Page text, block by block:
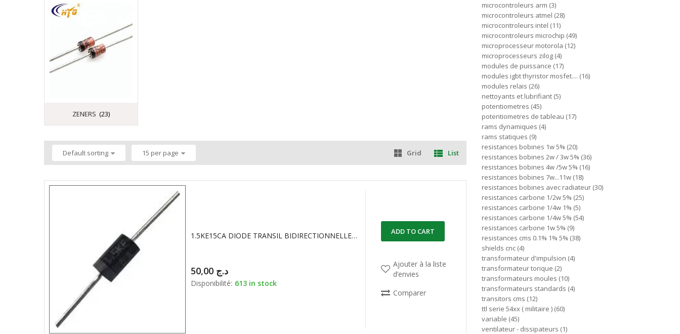
ZENERS (23)
Default sorting 15 per page Grid List
1.5KE15CA DIODE TRANSIL BIDIRECTIONNELLE 12.8 V, 21.2 V.
د.ج
Disponibilité: 613 in stock
ADD TO CART
Ajouter à la liste
d’envies
Comparer
microcontroleurs arm 3
microcontroleurs atmel 28
microcontroleurs intel 11
microcontroleurs microchip 49
microprocesseur motorola 12
microprocesseurs zilog 4
modules de puissance 17
modules igbt thyristor mosfet.... 16
modules relais 26
nettoyants et lubrifiant 5
potentiometres 45
potentiometres de tableau 17
rams dynamiques 4
rams statiques 9
resistances bobines 1w 5% 20
resistances bobines 2w / 3w 5% 36
resistances bobines 4w /5w 5% 16
resistances bobines 7w...11w 18
resistances bobines avec radiateur 30
resistances carbone 1/2w 5% 25
resistances carbone 1/4w 1% 5
resistances carbone 1/4w 5% 54
resistances carbone 1w 5% 9
resistances cms 0.1% 1% 5% 38
shields cnc 4
transformateur d'impulsion 4
transformateur torique 2
transformateurs moules 10
transformateurs standards 4
transitors cms 12
ttl serie 54xx ( militaire ) 60
variable 45
ventilateur - dissipateurs 1